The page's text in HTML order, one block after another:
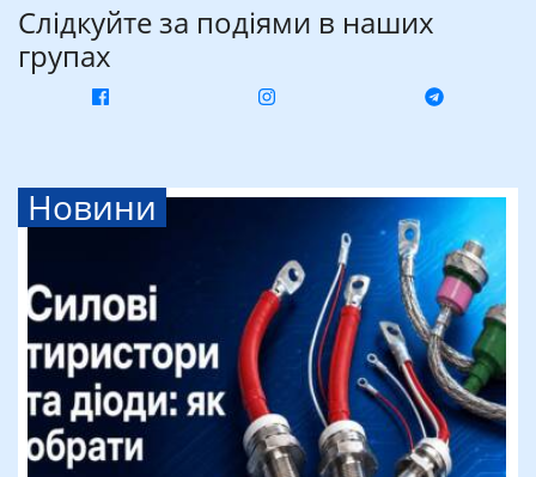
Слідкуйте за подіями в наших
групах
Новини